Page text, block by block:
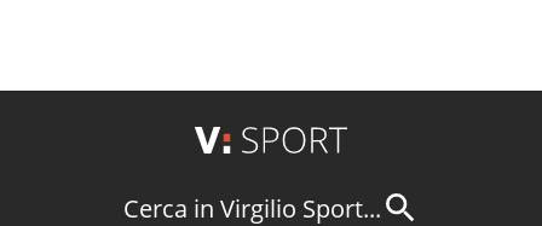
Cerca in Virgilio Sport...